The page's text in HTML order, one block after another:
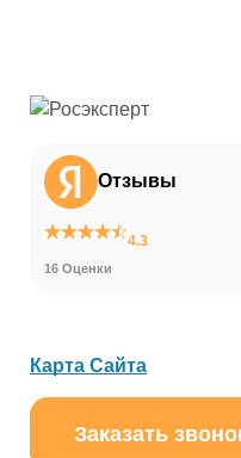
Отзывы
4.3
16 Оценки
Карта Сайта
Заказать